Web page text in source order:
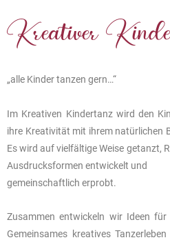
Kreativer
„alle Kinder tanzen gern…“
Im Kreativen Kindertanz wird den
ihre Kreativität mit ihrem natürlichen
Es wird auf vielfältige Weise getanzt,
Ausdrucksformen entwickelt und
gemeinschaftlich erprobt.
Zusammen entwickeln wir Ideen für
Gemeinsames kreatives